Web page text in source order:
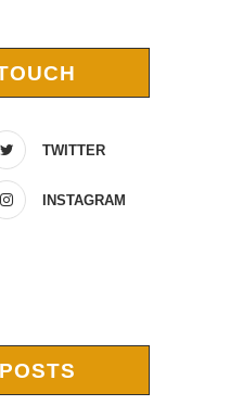
TWITTER
INSTAGRAM